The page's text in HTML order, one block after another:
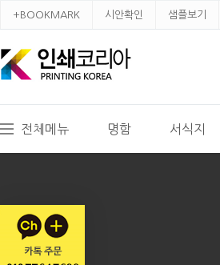
+BOOKMARK 시안확인 샘플보기
전체메뉴 명함 서식지